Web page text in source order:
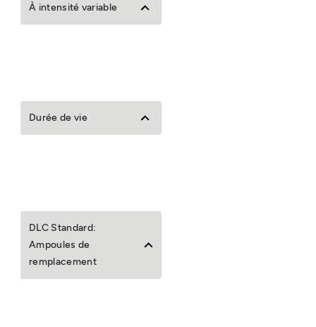
À intensité variable
Durée de vie
DLC Standard:
Ampoules de
remplacement